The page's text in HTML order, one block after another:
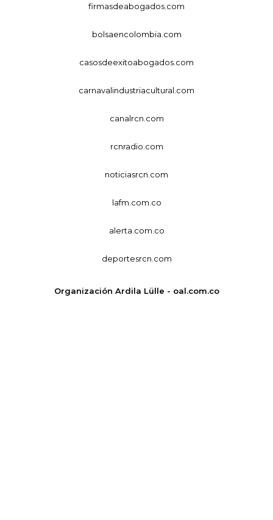
firmasdeabogados.com
bolsaencolombia.com
casosdeexitoabogados.com
carnavalindustriacultural.com
canalrcn.com
rcnradio.com
noticiasrcn.com
lafm.com.co
alerta.com.co
deportesrcn.com
Organización Ardila Lülle - oal.com.co